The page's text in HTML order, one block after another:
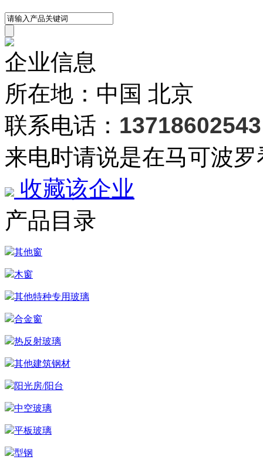
企业信息
所在地：中国 北京
联系电话： 13718602543
来电时请说是在马可波
收藏该企业
产品目录
其他窗
木窗
其他特种专用玻璃
合金窗
热反射玻璃
其他建筑钢材
阳光房/阳台
中空玻璃
平板玻璃
型钢